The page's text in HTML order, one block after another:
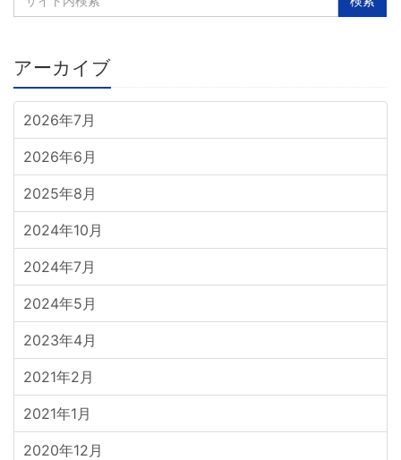
アーカイブ
2026年7月
2026年6月
2025年8月
2024年10月
2024年7月
2024年5月
2023年4月
2021年2月
2021年1月
2020年12月